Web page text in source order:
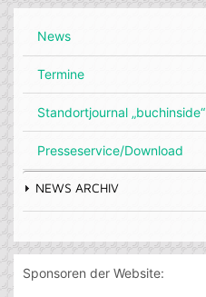
News
Termine
Standortjournal „buchinside“
Presseservice/Download
NEWS ARCHIV
Sponsoren der Website: